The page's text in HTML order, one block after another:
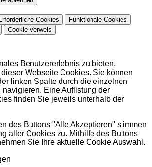
Cookies
Funktionale Cookies
Cookie Verweis
Benutzererlebnis zu bieten,
Webseite Cookies. Sie können
linken Spalte durch die einzelnen
Eine Auflistung der
finden Sie jeweils unterhalb der
des Buttons "Alle Akzeptieren" stimmen
aller Cookies zu. Mithilfe des Buttons
Sie Ihre aktuelle Cookie Auswahl.